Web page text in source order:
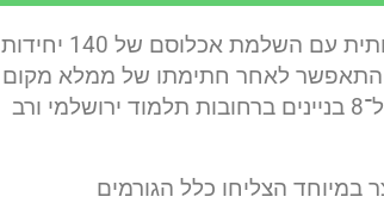
במינהל ההנדסה של עיריית בית שמש נרשמה היום התקדמות משמעותית עם השלמת אכלוסם של 140 יחידות
על הפארק” שבשכונת רמה ד’3. מהלך זה התאפשר לאחר חתימתו של ממלא מקום
ראש העיר ויו”ר הוועדה לתכנון ובנייה, שמעון גולדברג, על תעודת גמר ל־8 בניינים ברחובות תלמוד ירושלמי ורב
במיוחד הצליחו כלל הגורמים